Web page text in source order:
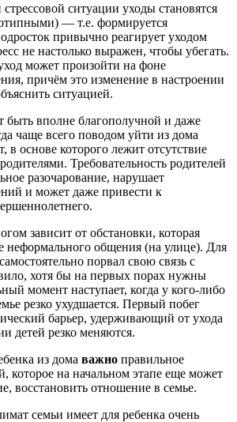
ситуации уходы становятся
— т.е. формируется
привычно реагирует уходом
не настолько выражен, чтобы убегать.
может произойти на фоне
причём это изменение в настроении
ситуацией.
вполне благополучной и даже
чаще всего поводом уйти из дома
в основе которого лежит отсутствие
Требовательность родителей
разочарование, нарушает
и может даже привести к
зависит от обстановки, которая
неформального общения (на улице). Для
порвал свою связь с
хотя бы на первых порах нужны
момент наступает, когда у кого-либо
резко ухудшается. Первый побег
барьер, удерживающий от ухода
детей резко меняются.
из дома важно правильное
которое на начальном этапе еще может
восстановить отношение в семье.
семьи имеет для ребенка очень